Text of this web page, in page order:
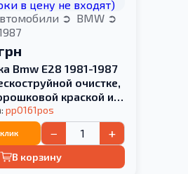
BMW
Bmw E28 1981-1987
очистке,
краской и
сайлентблока
в цену не входят)
pp0161pos
− +
В корзину